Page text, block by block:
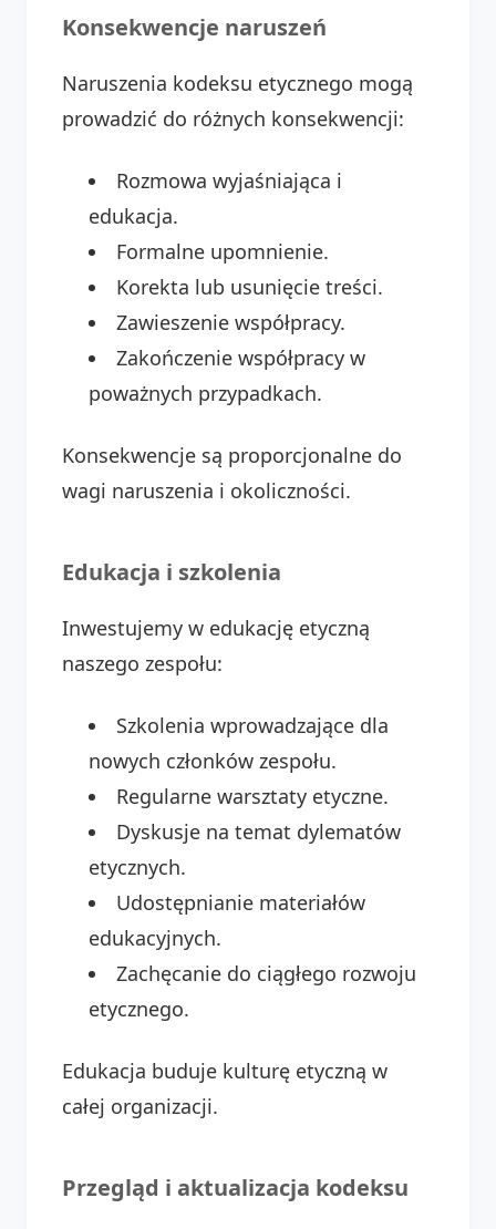
Konsekwencje naruszeń
Naruszenia kodeksu etycznego mogą
prowadzić do różnych konsekwencji:
Rozmowa wyjaśniająca i
edukacja.
Formalne upomnienie.
Korekta lub usunięcie treści.
Zawieszenie współpracy.
Zakończenie współpracy w
poważnych przypadkach.
Konsekwencje są proporcjonalne do
wagi naruszenia i okoliczności.
Edukacja i szkolenia
Inwestujemy w edukację etyczną
naszego zespołu:
Szkolenia wprowadzające dla
nowych członków zespołu.
Regularne warsztaty etyczne.
Dyskusje na temat dylematów
etycznych.
Udostępnianie materiałów
edukacyjnych.
Zachęcanie do ciągłego rozwoju
etycznego.
Edukacja buduje kulturę etyczną w
całej organizacji.
Przegląd i aktualizacja kodeksu